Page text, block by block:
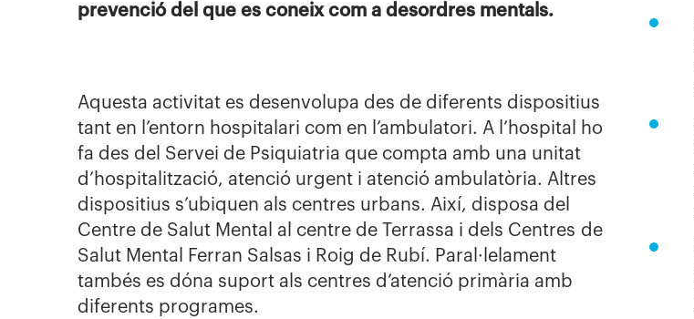
prevenció del que es coneix com a desordres mentals.
Aquesta activitat es desenvolupa des de diferents dispositius
tant en l’entorn hospitalari com en l’ambulatori. A l’hospital ho
fa des del Servei de Psiquiatria que compta amb una unitat
d’hospitalització, atenció urgent i atenció ambulatòria. Altres
dispositius s’ubiquen als centres urbans. Així, disposa del
Centre de Salut Mental al centre de Terrassa i dels Centres de
Salut Mental Ferran Salsas i Roig de Rubí. Paral·lelament
tambés es dóna suport als centres d’atenció primària amb
diferents programes.